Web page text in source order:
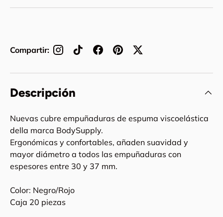
Compartir:
Descripción
Nuevas cubre empuñaduras de espuma viscoelástica
della marca BodySupply.
Ergonómicas y confortables, añaden suavidad y
mayor diámetro a todos las empuñaduras con
espesores entre 30 y 37 mm.
Color: Negro/Rojo
Caja 20 piezas